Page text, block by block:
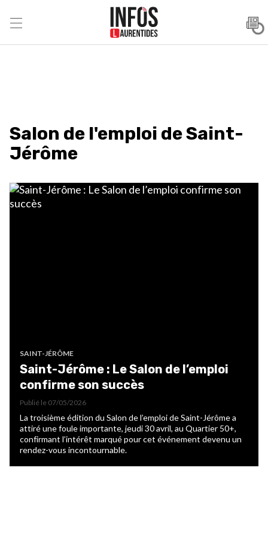
Salon de l'emploi de Saint-
Jérôme
SAINT-JÉRÔME
Saint-Jérôme : Le Salon de l’emploi
confirme son succès
Publié le 07/05/2026
La troisième édition du Salon de l’emploi de Saint-Jérôme a
attiré une foule importante, jeudi 30 avril, au Quartier 50+,
confirmant l’intérêt marqué pour cet événement devenu un
rendez-vous incontournable.